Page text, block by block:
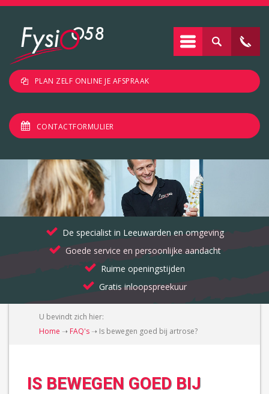
PLAN ZELF ONLINE JE AFSPRAAK
CONTACTFORMULIER
De specialist in Leeuwarden en omgeving
Goede service en persoonlijke aandacht
Ruime openingstijden
Gratis inloopspreekuur
U bevindt zich hier:
Home ➝ FAQ's ➝ Is bewegen goed bij artrose?
IS BEWEGEN GOED BIJ